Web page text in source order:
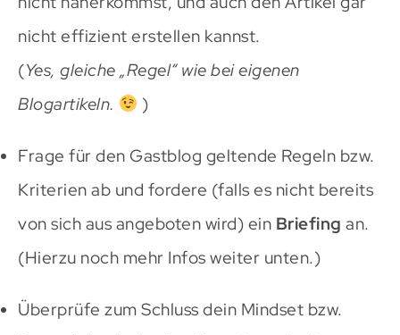
nicht effizient erstellen kannst.
(Yes, gleiche „Regel“ wie bei eigenen
Blogartikeln.
)
Frage für den Gastblog geltende Regeln bzw.
Kriterien ab und fordere (falls es nicht bereits
von sich aus angeboten wird) ein Briefing an.
(Hierzu noch mehr Infos weiter unten.)
Überprüfe zum Schluss dein Mindset bzw.